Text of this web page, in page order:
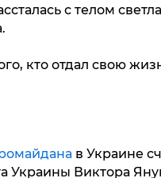
с телом
кто отдал свою
в Украине
Украины Виктора